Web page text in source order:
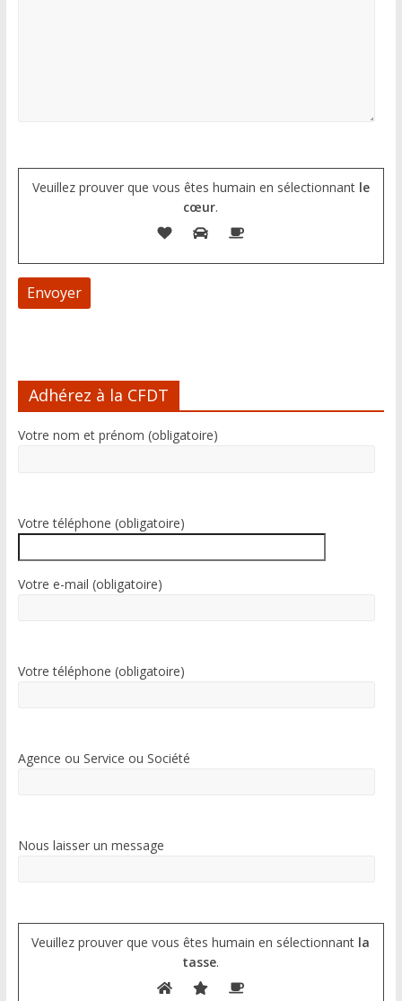
Veuillez prouver que vous êtes humain en sélectionnantle
cœur.
l
r
i
v
e
:
Adhérez à la CFDT
Votre nom et prénom (obligatoire)
Votre téléphone (obligatoire)
Votre e-mail (obligatoire)
Votre téléphone (obligatoire)
Agence ou Service ou Société
Nous laisser un message
Veuillez prouver que vous êtes humain en sélectionnant la
tasse.